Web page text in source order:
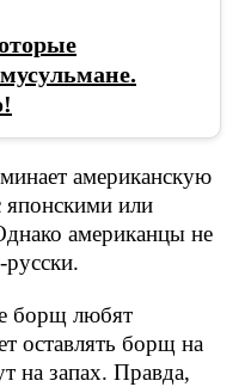
американскую
японскими или
американцы не
борщ любят
оставлять борщ на
на запах. Правда,